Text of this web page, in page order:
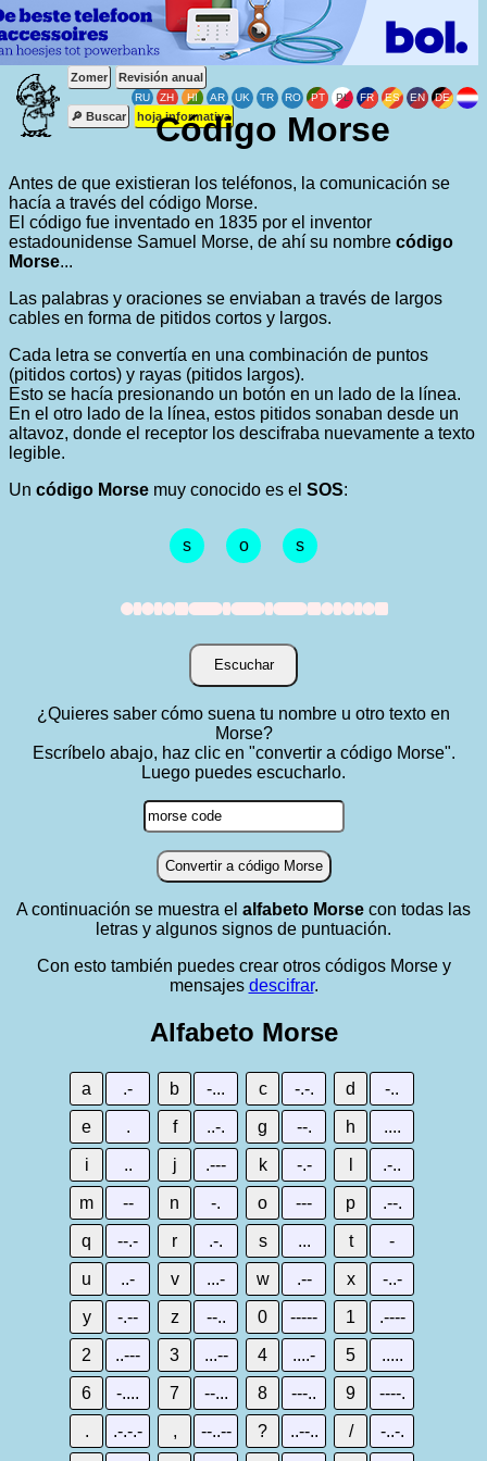
Zomer Revisión anual
🔎 Buscar hoja informativa
Código Morse
Antes de que existieran los teléfonos, la comunicación se
hacía a través del código Morse.
El código fue inventado en 1835 por el inventor
estadounidense Samuel Morse, de ahí su nombre código
Morse...
Las palabras y oraciones se enviaban a través de largos
cables en forma de pitidos cortos y largos.
Cada letra se convertía en una combinación de puntos
(pitidos cortos) y rayas (pitidos largos).
Esto se hacía presionando un botón en un lado de la línea.
En el otro lado de la línea, estos pitidos sonaban desde un
altavoz, donde el receptor los descifraba nuevamente a texto
legible.
Un código Morse muy conocido es el SOS:
s o s
.I.I.A - I - I - A.I.I.A
Escuchar
¿Quieres saber cómo suena tu nombre u otro texto en
Morse?
Escríbelo abajo, haz clic en "convertir a código Morse".
Luego puedes escucharlo.
Convertir a código Morse
A continuación se muestra el alfabeto Morse con todas las
letras y algunos signos de puntuación.
Con esto también puedes crear otros códigos Morse y
mensajes descifrar.
Alfabeto Morse
a .- b -... c -.-. d -..
e . f ..-. g --. h ....
i .. j .--- k -.- .-..
m -- n -. o --- p .--.
q --.- r .-. s ... t -
u ..- v ...- w .-- x -..-
y -.-- z --.. 0 ----- 1 .----
2 ..--- 3 ...-- 4 ....- 5 .....
6 -.... 7 --... 8 ---.. 9 ----.
. .-.-.- , --..-- ? ..--.. / -..-.